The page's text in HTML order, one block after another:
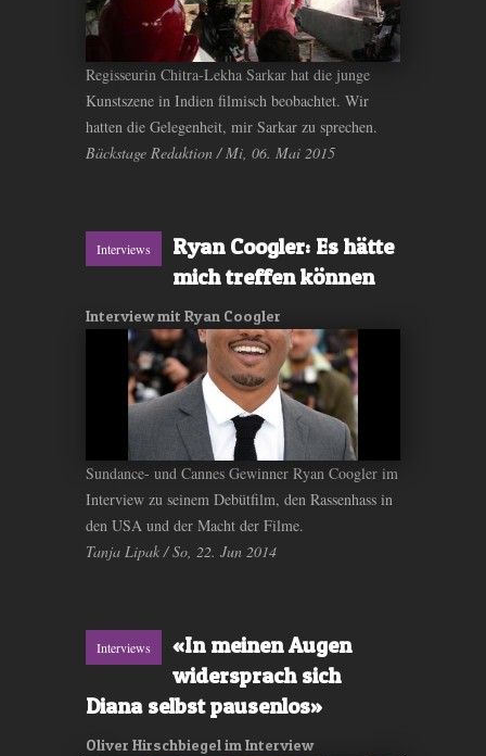
Regisseurin Chitra-Lekha Sarkar hat die junge
Kunstszene in Indien filmisch beobachtet. Wir
hatten die Gelegenheit, mir Sarkar zu sprechen.
Bäckstage Redaktion / Mi, 06. Mai 2015
Interviews
Ryan Coogler: Es hätte
mich treffen können
Interview mit Ryan Coogler
Sundance- und Cannes Gewinner Ryan Coogler im
Interview zu seinem Debütfilm, den Rassenhass in
den USA und der Macht der Filme.
Tanja Lipak / So, 22. Jun 2014
Interviews
«In meinen Augen
widersprach sich
Diana selbst pausenlos»
Oliver Hirschbiegel im Interview